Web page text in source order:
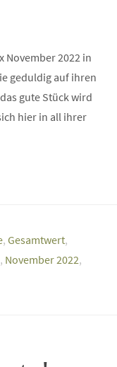
November 2022 in
geduldig auf ihren
gute Stück wird
hier in all ihrer
, Gesamtwert,
, November 2022,